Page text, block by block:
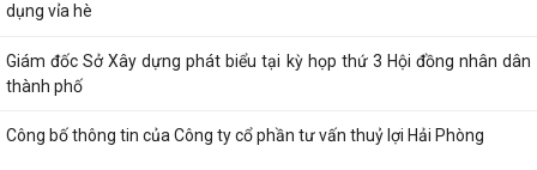
dụng vỉa hè
Giám đốc Sở Xây dựng phát biểu tại kỳ họp thứ 3 Hội đồng nhân dân
thành phố
Công bố thông tin của Công ty cổ phần tư vấn thuỷ lợi Hải Phòng